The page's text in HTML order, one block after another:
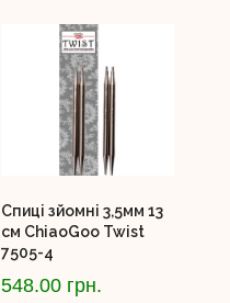
Спиці зйомні 3,5мм 13
см ChiaoGoo Twist
7505-4
548.00 грн.